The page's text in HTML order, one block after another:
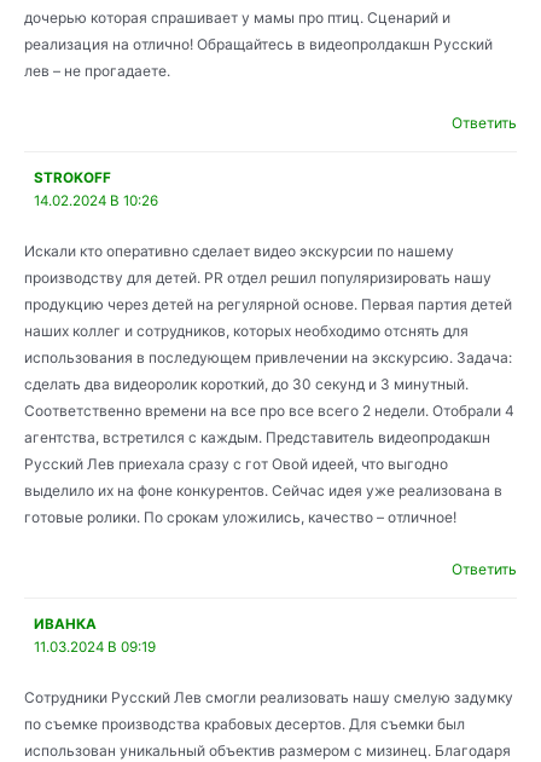
дочерью которая спрашивает у мамы про птиц. Сценарий и
реализация на отлично! Обращайтесь в видеопролдакшн Русский
лев – не прогадаете.
Ответить
STROKOFF
14.02.2024 В 10:26
Искали кто оперативно сделает видео экскурсии по нашему
производству для детей. PR отдел решил популяризировать нашу
продукцию через детей на регулярной основе. Первая партия детей
наших коллег и сотрудников, которых необходимо отснять для
использования в последующем привлечении на экскурсию. Задача:
сделать два видеоролик короткий, до 30 секунд и 3 минутный.
Соответственно времени на все про все всего 2 недели. Отобрали 4
агентства, встретился с каждым. Представитель видеопродакшн
Русский Лев приехала сразу с гот Овой идеей, что выгодно
выделило их на фоне конкурентов. Сейчас идея уже реализована в
готовые ролики. По срокам уложились, качество – отличное!
Ответить
ИВАНКА
11.03.2024 В 09:19
Сотрудники Русский Лев смогли реализовать нашу смелую задумку
по съемке производства крабовых десертов. Для съемки был
использован уникальный объектив размером с мизинец. Благодаря